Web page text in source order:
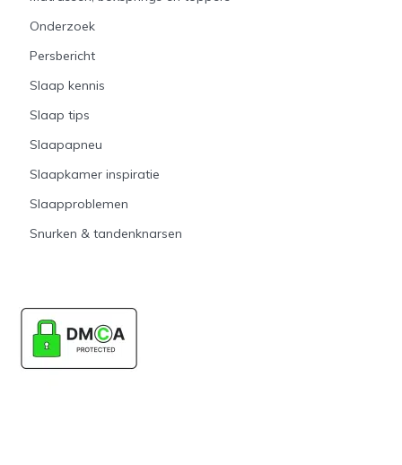
Onderzoek
Persbericht
Slaap kennis
Slaap tips
Slaapapneu
Slaapkamer inspiratie
Slaapproblemen
Snurken & tandenknarsen